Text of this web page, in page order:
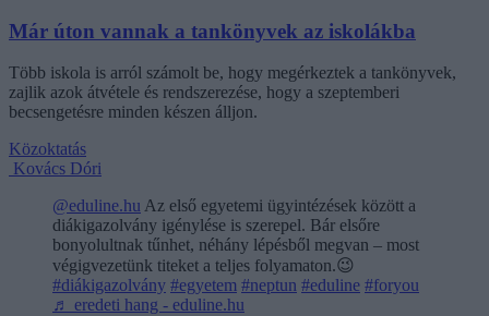
Már úton vannak a tankönyvek az iskolákba
Több iskola is arról számolt be, hogy megérkeztek a tankönyvek,
zajlik azok átvétele és rendszerezése, hogy a szeptemberi
becsengetésre minden készen álljon.
Közoktatás
Kovács Dóri
@eduline.hu Az első egyetemi ügyintézések között a
diákigazolvány igénylése is szerepel. Bár elsőre
bonyolultnak tűnhet, néhány lépésből megvan – most
végigvezetünk titeket a teljes folyamaton.😉
#diákigazolvány #egyetem #neptun #eduline #foryou
♬ eredeti hang - eduline.hu